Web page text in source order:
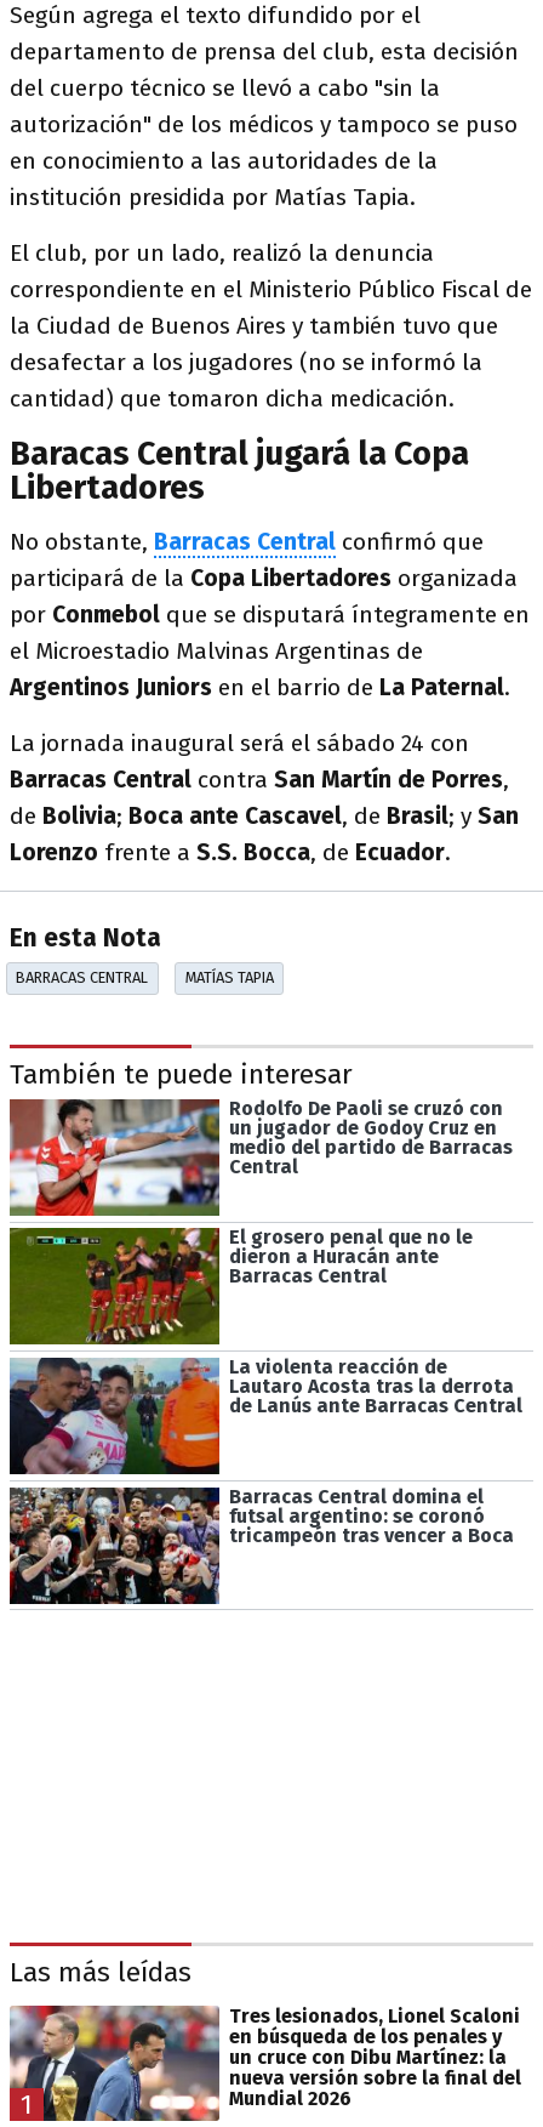
Según agrega el texto difundido por el
departamento de prensa del club, esta decisión
del cuerpo técnico se llevó a cabo "sin la
autorización" de los médicos y tampoco se puso
en conocimiento a las autoridades de la
institución presidida por Matías Tapia.
El club, por un lado, realizó la denuncia
correspondiente en el Ministerio Público Fiscal de
la Ciudad de Buenos Aires y también tuvo que
desafectar a los jugadores (no se informó la
cantidad) que tomaron dicha medicación.
Baracas Central jugará la Copa
Libertadores
No obstante, Barracas Central confirmó que
participará de la Copa Libertadores organizada
por Conmebol que se disputará íntegramente en
el Microestadio Malvinas Argentinas de
Argentinos Juniors en el barrio de La Paternal.
La jornada inaugural será el sábado 24 con
Barracas Central contra San Martín de Porres,
de Bolivia; Boca ante Cascavel, de Brasil; y San
Lorenzo frente a S.S. Bocca, de Ecuador.
En esta Nota
BARRACAS CENTRAL MATÍAS TAPIA
También te puede interesar
Rodolfo De Paoli se cruzó con
un jugador de Godoy Cruz en
medio del partido de Barracas
Central
El grosero penal que no le
dieron a Huracán ante
Barracas Central
La violenta reacción de
Lautaro Acosta tras la derrota
de Lanús ante Barracas Central
Barracas Central domina el
futsal argentino: se coronó
tricampeón tras vencer a Boca
Las más leídas
1
Tres lesionados, Lionel Scaloni
en búsqueda de los penales y
un cruce con Dibu Martínez: la
nueva versión sobre la final del
Mundial 2026